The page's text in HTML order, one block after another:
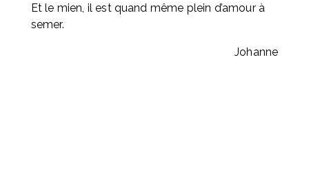
Et le mien, il est quand même plein d’amour à
semer.
Johanne